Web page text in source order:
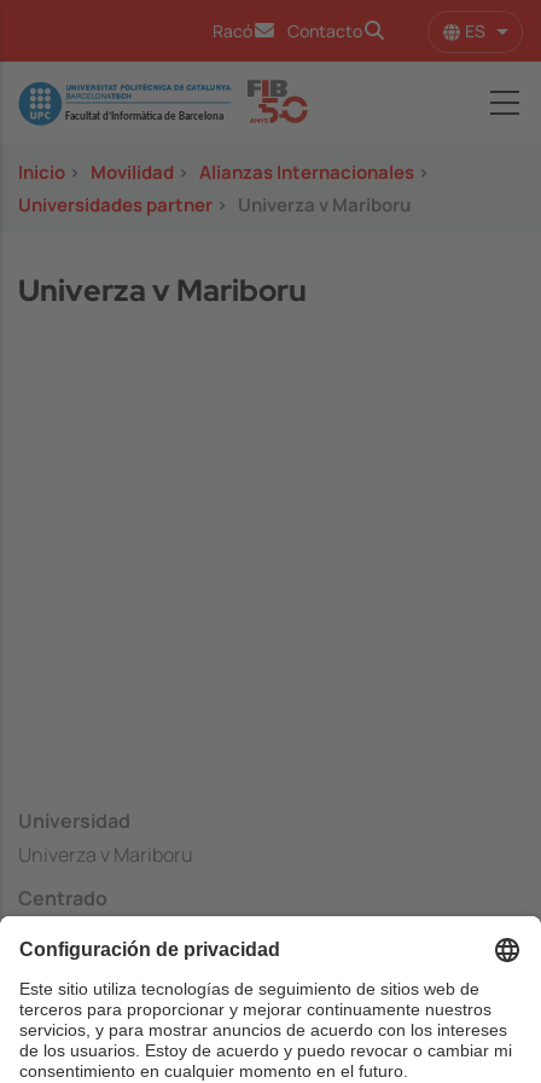
Racó Contacto ES
Image
Inicio > Movilidad > Alianzas Internacionales >
Universidades partner > Univerza v Mariboru
Univerza v Mariboru
Universidad
Univerza v Mariboru
Centrado
Faculty of Electrical Engineering and Computer Science
(FERI)
País
Eslovenia